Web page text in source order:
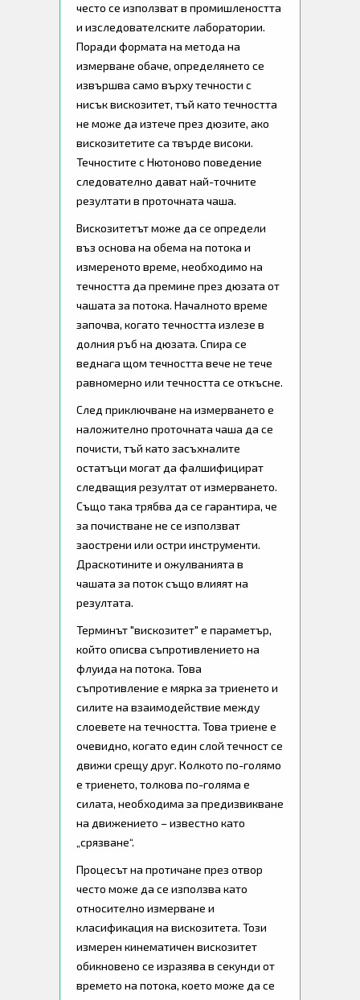
често се използват в промишлеността
и изследователските лаборатории.
Поради формата на метода на
измерване обаче, определянето се
извършва само върху течности с
нисък вискозитет, тъй като течността
не може да изтече през дюзите, ако
вискозитетите са твърде високи.
Течностите с Нютоново поведение
следователно дават най-точните
резултати в проточната чаша.
Вискозитетът може да се определи
въз основа на обема на потока и
измереното време, необходимо на
течността да премине през дюзата от
чашата за потока. Началното време
започва, когато течността излезе в
долния ръб на дюзата. Спира се
веднага щом течността вече не тече
равномерно или течността се откъсне.
След приключване на измерването е
наложително проточната чаша да се
почисти, тъй като засъхналите
остатъци могат да фалшифицират
следващия резултат от измерването.
Също така трябва да се гарантира, че
за почистване не се използват
заострени или остри инструменти.
Драскотините и ожулванията в
чашата за поток също влияят на
резултата.
Терминът "вискозитет" е параметър,
който описва съпротивлението на
флуида на потока. Това
съпротивление е мярка за триенето и
силите на взаимодействие между
слоевете на течността. Това триене е
очевидно, когато един слой течност се
движи срещу друг. Колкото по-голямо
е триенето, толкова по-голяма е
силата, необходима за предизвикване
на движението – известно като
„срязване“.
Процесът на протичане през отвор
често може да се използва като
относително измерване и
класификация на вискозитета. Този
измерен кинематичен вискозитет
обикновено се изразява в секунди от
времето на потока, което може да се